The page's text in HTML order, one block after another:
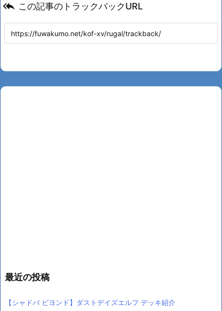
 この記事のトラックバックURL
最近の投稿
【シャドバ ビヨンド】ダストデイズエルフ デッキ紹介